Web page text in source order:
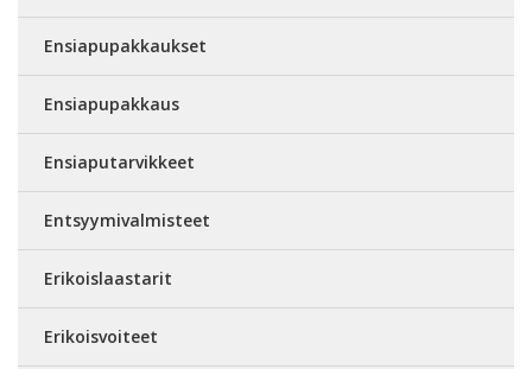
Ensiapupakkaukset
Ensiapupakkaus
Ensiaputarvikkeet
Entsyymivalmisteet
Erikoislaastarit
Erikoisvoiteet